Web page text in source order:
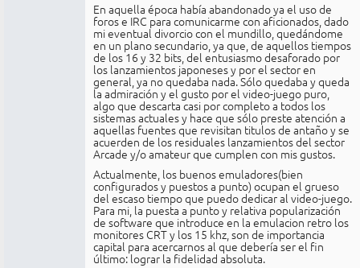
En aquella época había abandonado ya el uso de
foros e IRC para comunicarme con aficionados, dado
mi eventual divorcio con el mundillo, quedándome
en un plano secundario, ya que, de aquellos tiempos
de los 16 y 32 bits, del entusiasmo desaforado por
los lanzamientos japoneses y por el sector en
general, ya no quedaba nada. Sólo quedaba y queda
la admiración y el gusto por el video-juego puro,
algo que descarta casi por completo a todos los
sistemas actuales y hace que sólo preste atención a
aquellas fuentes que revisitan titulos de antaño y se
acuerden de los residuales lanzamientos del sector
Arcade y/o amateur que cumplen con mis gustos.
Actualmente, los buenos emuladores(bien
configurados y puestos a punto) ocupan el grueso
del escaso tiempo que puedo dedicar al video-juego.
Para mi, la puesta a punto y relativa popularización
de software que introduce en la emulacion retro los
monitores CRT y los 15 khz, son de importancia
capital para acercarnos al que debería ser el fin
último: lograr la fidelidad absoluta.